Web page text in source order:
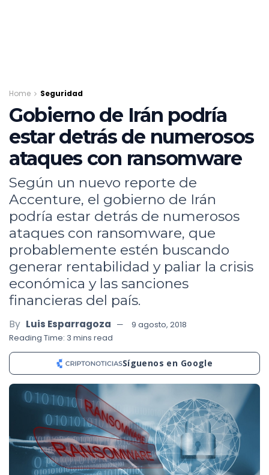
Home Seguridad
Gobierno de Irán podría
estar detrás de numerosos
ataques con ransomware
Según un nuevo reporte de
Accenture, el gobierno de Irán
podría estar detrás de numerosos
ataques con ransomware, que
probablemente estén buscando
generar rentabilidad y paliar la crisis
económica y las sanciones
financieras del país.
By Luis Esparragoza
9 agosto, 2018
Reading Time: 3 mins read
Síguenos en Google